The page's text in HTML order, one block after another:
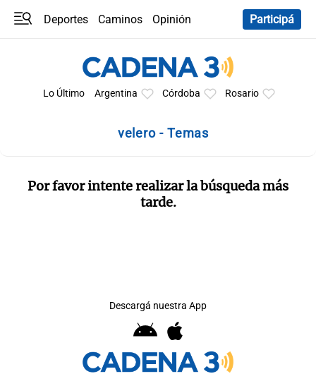
Deportes Caminos
Opinión
Participá
Lo Último Argentina Córdoba Rosario
velero - Temas
Por favor intente realizar la búsqueda más
tarde.
Descargá nuestra App